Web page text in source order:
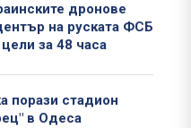
дронове
на руската ФСБ
за 48 часа
порази стадион
в Одеса